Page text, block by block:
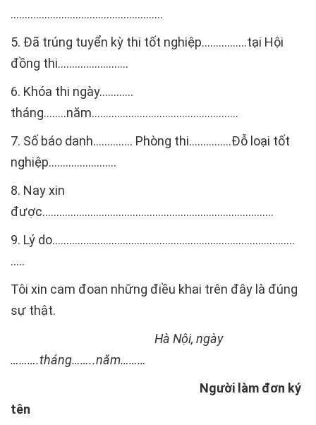
…………………………………….........…
5. Đã trúng tuyển kỳ thi tốt nghiệp…………….tại Hội
đồng thi…………........…..
6. Khóa thi ngày…………
tháng……..năm……………………………...................
7. Số báo danh………….. Phòng thi……………Đỗ loại tốt
nghiệp….....................
8. Nay xin
được…………………………………………………………….........….
9. Lý do……………………………………………………………………........
…..
Tôi xin cam đoan những điều khai trên đây là đúng
sự thật.
Hà Nội, ngày
……….tháng……..năm………
Người làm đơn ký
tên